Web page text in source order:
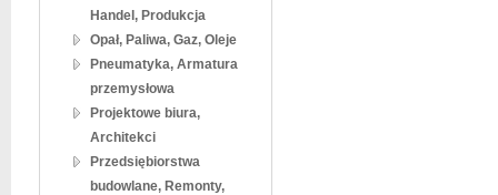
Handel, Produkcja
Opał, Paliwa, Gaz, Oleje
Pneumatyka, Armatura
przemysłowa
Projektowe biura,
Architekci
Przedsiębiorstwa
budowlane, Remonty,